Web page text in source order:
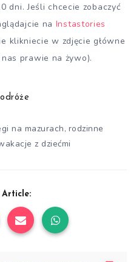
dni. Jeśli chcecie zobaczyć
na Instastories
klikniecie w zdjęcie główne
prawie na żywo).
na mazurach, rodzinne
z dziećmi
Article: